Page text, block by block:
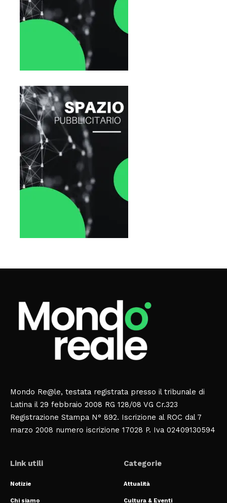
Mondo Re@le, testata registrata presso il tribunale di
Latina il 29 febbraio 2008 RG 128/08 VG Cr.323
Registrazione Stampa N° 892. Iscrizione al ROC dal 7
marzo 2008 numero iscrizione 17028 P. Iva 02409130594
Link utili
Notizie
Chi siamo
Categorie
Attualità
Cultura & Eventi